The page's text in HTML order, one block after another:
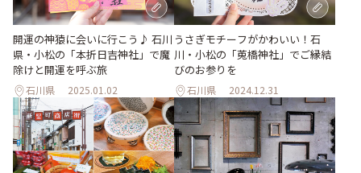
開運の神猿に会いに行こう♪ 石川
県・小松の「本折日吉神社」で魔
除けと開運を呼ぶ旅
石川県 2025.01.02
うさぎモチーフがかわいい！石
川・小松の「莵橋神社」でご縁結
びのお参りを
石川県 2024.12.31